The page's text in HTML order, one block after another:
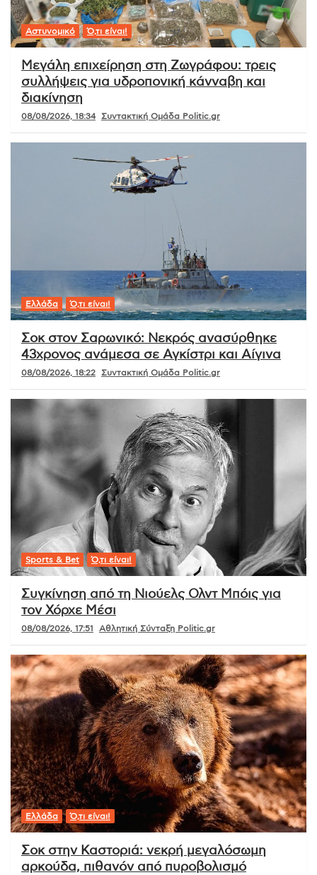
Αστυνομικό Ό,τι είναι!
Μεγάλη επιχείρηση στη Ζωγράφου: τρεις
συλλήψεις για υδροπονική κάνναβη και
διακίνηση
08/08/2026, 18:34 Συντακτική Ομάδα Politic.gr
Ελλάδα Ό,τι είναι!
Σοκ στον Σαρωνικό: Νεκρός ανασύρθηκε
43χρονος ανάμεσα σε Αγκίστρι και Αίγινα
08/08/2026, 18:22 Συντακτική Ομάδα Politic.gr
Sports & Bet Ό,τι είναι!
Συγκίνηση από τη Νιούελς Ολντ Μπόις για
τον Χόρχε Μέσι
08/08/2026, 17:51 Αθλητική Σύνταξη Politic.gr
Ελλάδα Ό,τι είναι!
Σοκ στην Καστοριά: νεκρή μεγαλόσωμη
αρκούδα, πιθανόν από πυροβολισμό